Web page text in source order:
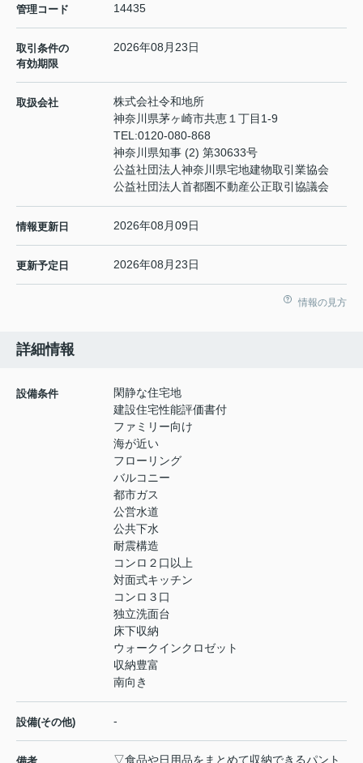
管理コード 14435
取引条件の
有効期限
2026年08月23日
取扱会社
株式会社令和地所
神奈川県茅ヶ崎市共恵１丁目1-9
TEL:0120-080-868
神奈川県知事 (2) 第30633号
公益社団法人神奈川県宅地建物取引業協会
公益社団法人首都圏不動産公正取引協議会
情報更新日 2026年08月09日
更新予定日 2026年08月23日
情報の見方
詳細情報
設備条件
閑静な住宅地
建設住宅性能評価書付
ファミリー向け
海が近い
フローリング
バルコニー
都市ガス
公営水道
公共下水
耐震構造
コンロ２口以上
対面式キッチン
コンロ３口
独立洗面台
床下収納
ウォークインクロゼット
収納豊富
南向き
設備(その他) -
▽食品や日用品をまとめて収納できるパント